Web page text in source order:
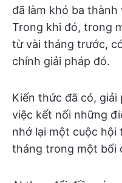
đã làm khó ba
Trong khi đó, trong
từ vài tháng trước,
chính giải pháp đó.
Kiến thức đã có, giải
việc kết nối những
nhớ lại một cuộc hội
tháng trong một bối